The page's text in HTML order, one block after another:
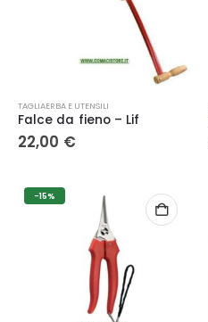
TAGLIAERBA E UTENSILI
Falce da fieno – Lif
22,00 €
-15%